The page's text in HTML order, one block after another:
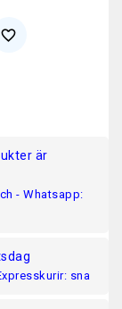
favorite_border
är
- Whatsapp:
sna